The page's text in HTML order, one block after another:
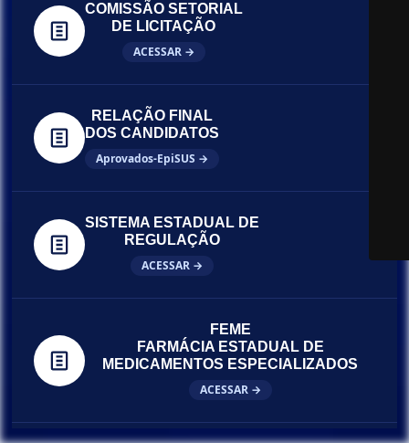
COMISSÃO SETORIAL
DE LICITAÇÃO
ACESSAR →
RELAÇÃO FINAL
DOS CANDIDATOS
Aprovados-EpiSUS →
SISTEMA ESTADUAL DE
REGULAÇÃO
ACESSAR →
FEME
FARMÁCIA ESTADUAL DE
MEDICAMENTOS ESPECIALIZADOS
ACESSAR →